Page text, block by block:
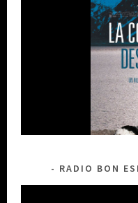
RADIO BON